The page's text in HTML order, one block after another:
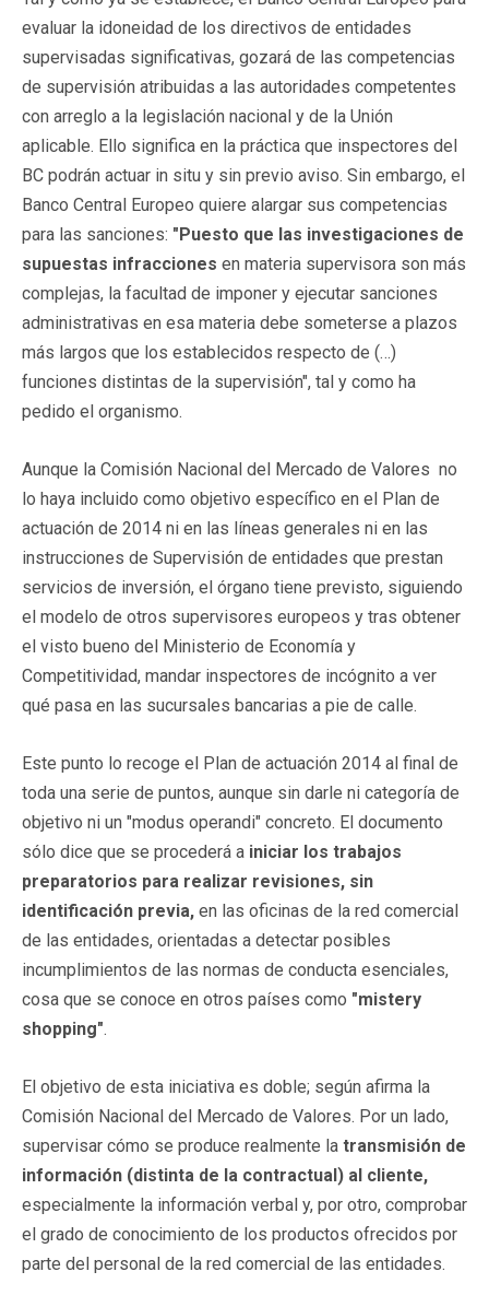
evaluar la idoneidad de los directivos de entidades
supervisadas significativas, gozará de las competencias
de supervisión atribuidas a las autoridades competentes
con arreglo a la legislación nacional y de la Unión
aplicable. Ello significa en la práctica que inspectores del
BC podrán actuar in situ y sin previo aviso. Sin embargo, el
Banco Central Europeo quiere alargar sus competencias
para las sanciones: "Puesto que las investigaciones de
supuestas infracciones en materia supervisora son más
complejas, la facultad de imponer y ejecutar sanciones
administrativas en esa materia debe someterse a plazos
más largos que los establecidos respecto de (…)
funciones distintas de la supervisión", tal y como ha
pedido el organismo.
Aunque la Comisión Nacional del Mercado de Valores no
lo haya incluido como objetivo específico en el Plan de
actuación de 2014 ni en las líneas generales ni en las
instrucciones de Supervisión de entidades que prestan
servicios de inversión, el órgano tiene previsto, siguiendo
el modelo de otros supervisores europeos y tras obtener
el visto bueno del Ministerio de Economía y
Competitividad, mandar inspectores de incógnito a ver
qué pasa en las sucursales bancarias a pie de calle.
Este punto lo recoge el Plan de actuación 2014 al final de
toda una serie de puntos, aunque sin darle ni categoría de
objetivo ni un "modus operandi" concreto. El documento
sólo dice que se procederá a iniciar los trabajos
preparatorios para realizar revisiones, sin
identificación previa, en las oficinas de la red comercial
de las entidades, orientadas a detectar posibles
incumplimientos de las normas de conducta esenciales,
cosa que se conoce en otros países como "mistery
shopping".
El objetivo de esta iniciativa es doble; según afirma la
Comisión Nacional del Mercado de Valores. Por un lado,
supervisar cómo se produce realmente la transmisión de
información (distinta de la contractual) al cliente,
especialmente la información verbal y, por otro, comprobar
el grado de conocimiento de los productos ofrecidos por
parte del personal de la red comercial de las entidades.